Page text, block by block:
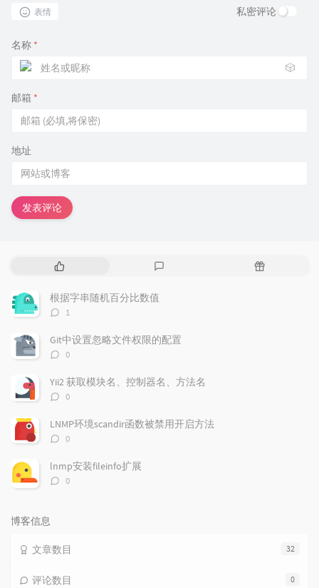
表情 私密评论
名称 *
🎲
邮箱 *
地址
发表评论
热
文
章
随
根据字串随机百分比数值
评
数：
1
Git中设置忽略文件权限的配置
评
数：
0
Yii2 获取模块名、控制器名、方法名
评
数：
0
LNMP环境scandir函数被禁用开启方法
评
数：
0
lnmp安装fileinfo扩展
评
0
博客信息
32
文章数目
0
评论数目